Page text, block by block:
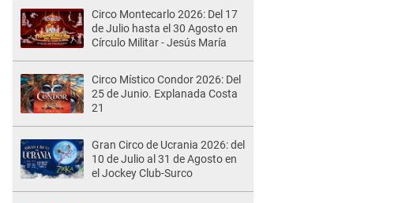
Circo Montecarlo 2026: Del 17
de Julio hasta el 30 Agosto en
Círculo Militar - Jesús María
Circo Místico Condor 2026: Del
25 de Junio. Explanada Costa
21
Gran Circo de Ucrania 2026: del
10 de Julio al 31 de Agosto en
el Jockey Club-Surco